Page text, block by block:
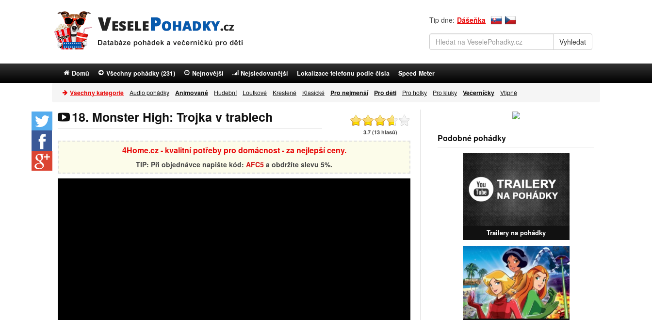
Tip dne: Dášeňka
Domů Všechny pohádky (231) Nejnovější Nejsledovanější Lokalizace telefonu podle čísla Speed Meter
Všechny kategorie Audio pohádky Animované Hudební Loutkové Kreslené Klasické Pro nejmenší Pro děti Pro holky Pro kluky Večerníčky Vtipné
18. Monster High: Trojka v trablech
3.7 (13 hlasů)
4Home.cz - kvalitní potřeby pro domácnost - za nejlepší ceny.
TIP: Při objednávce napište kód:AFC5 a obdržíte slevu 5%.
Podobné pohádky
Trailery na pohádky